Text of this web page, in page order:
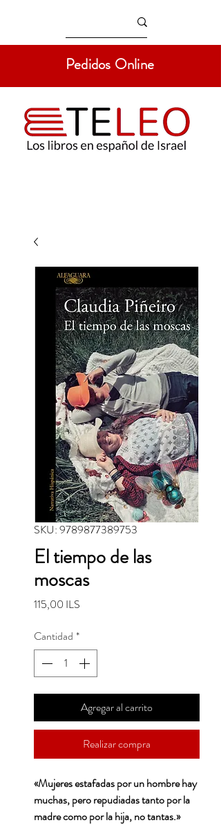
Pedidos Online
SKU: 9789877389753
El tiempo de las
moscas
115,00 ILS
Cantidad *
Agregar al carrito
Realizar compra
«Mujeres estafadas por un hombre hay
muchas, pero repudiadas tanto por la
madre como por la hija, no tantas.»